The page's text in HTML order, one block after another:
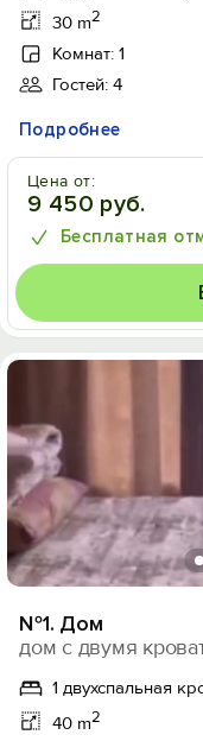
30 m2
Комнат: 1
Гостей: 4
Подробнее
Цена от:
9 450 руб.
Бесплатная
№1. Дом
дом с двумя
1 двухспальная
40 m2